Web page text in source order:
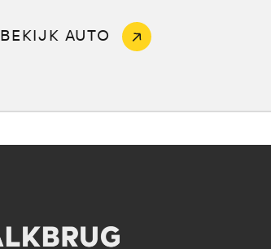
BEKIJK AUTO